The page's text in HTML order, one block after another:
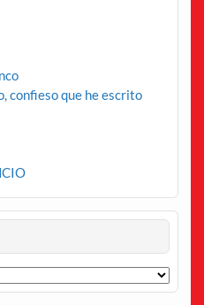
confieso que he escrito